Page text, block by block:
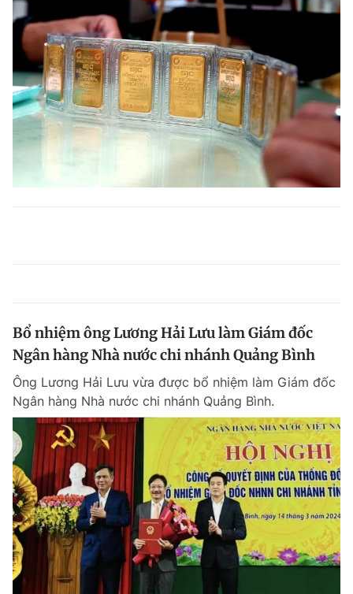
Bổ nhiệm ông Lương Hải Lưu làm Giám đốc
Ngân hàng Nhà nước chi nhánh Quảng Bình
Ông Lương Hải Lưu vừa được bổ nhiệm làm Giám đốc
Ngân hàng Nhà nước chi nhánh Quảng Bình.